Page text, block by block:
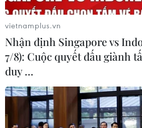
vietnamplus.vn
Nhận định Singapore vs
7/8): Cuộc quyết đấu giành
duy …